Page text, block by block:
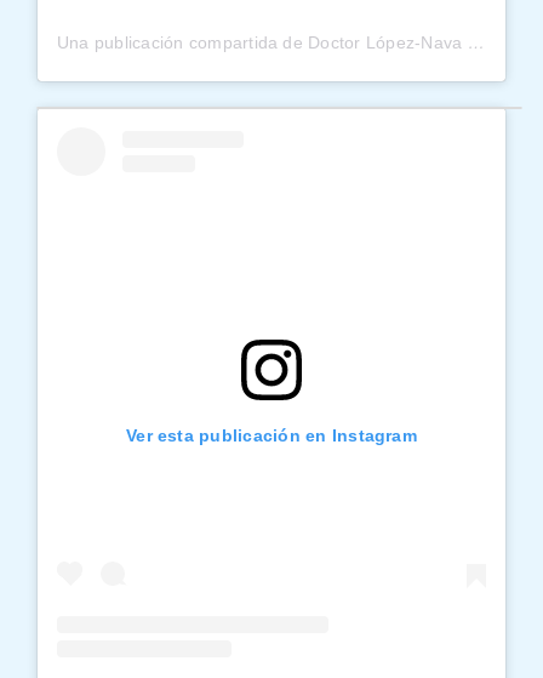
Una publicación compartida de Doctor López-Nava (@obesidadlopeznava)
Ver esta publicación en Instagram